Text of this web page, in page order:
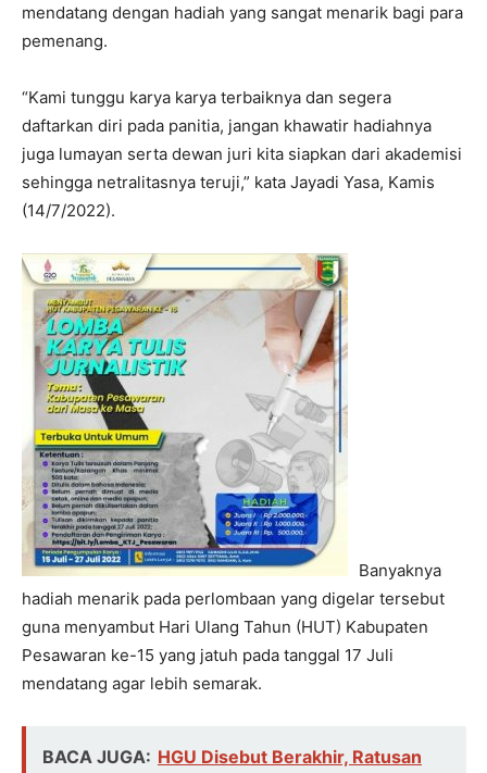
mendatang dengan hadiah yang sangat menarik bagi para
pemenang.
“Kami tunggu karya karya terbaiknya dan segera
daftarkan diri pada panitia, jangan khawatir hadiahnya
juga lumayan serta dewan juri kita siapkan dari akademisi
sehingga netralitasnya teruji,” kata Jayadi Yasa, Kamis
(14/7/2022).
Banyaknya
hadiah menarik pada perlombaan yang digelar tersebut
guna menyambut Hari Ulang Tahun (HUT) Kabupaten
Pesawaran ke-15 yang jatuh pada tanggal 17 Juli
mendatang agar lebih semarak.
BACA JUGA: HGU Disebut Berakhir, Ratusan